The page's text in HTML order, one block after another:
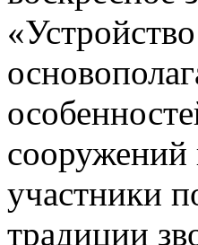
сооружений
участники
традиции